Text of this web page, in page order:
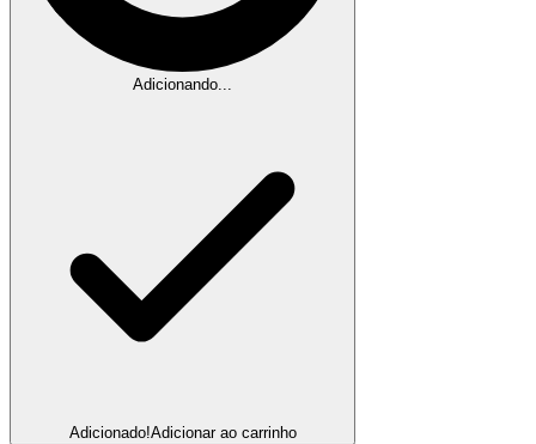
Adicionando...
Adicionado!Adicionar ao carrinho